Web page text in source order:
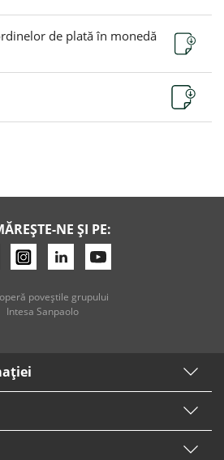
de plată în monedă
NE ȘI PE:
poveştile grupului
Intesa Sanpaolo